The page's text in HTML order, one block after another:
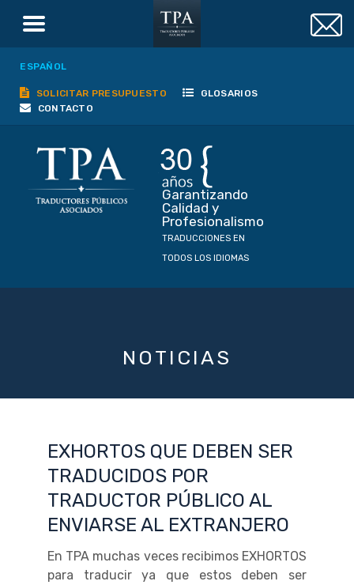
ESPAÑOL
SOLICITAR PRESUPUESTO
GLOSARIOS
CONTACTO
Garantizando
Calidad y
Profesionalismo
TRADUCCIONES EN
TODOS LOS IDIOMAS
NOTICIAS
EXHORTOS QUE DEBEN SER
TRADUCIDOS POR
TRADUCTOR PÚBLICO AL
ENVIARSE AL EXTRANJERO
En TPA muchas veces recibimos EXHORTOS
para traducir ya que estos deben ser